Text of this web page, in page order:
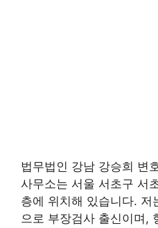
법무법인 강남 강승희 변
사무소는 서울 서초구 서
층에 위치해 있습니다. 저
으로 부장검사 출신이며,